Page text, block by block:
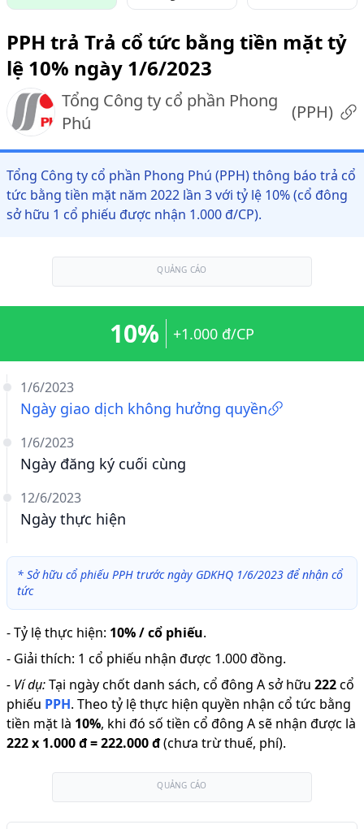
PPH trả Trả cổ tức bằng tiền mặt tỷ
lệ 10% ngày 1/6/2023
Tổng Công ty cổ phần Phong
Phú
(PPH)
Tổng Công ty cổ phần Phong Phú (PPH) thông báo trả cổ
tức bằng tiền mặt năm 2022 lần 3 với tỷ lệ 10% (cổ đông
sở hữu 1 cổ phiếu được nhận 1.000 đ/CP).
QUẢNG CÁO
1/6/2023
Ngày giao dịch không hưởng quyền
1/6/2023
Ngày đăng ký cuối cùng
12/6/2023
Ngày thực hiện
10% +1.000 đ/CP
* Sở hữu cổ phiếu PPH trước ngày GDKHQ 1/6/2023 để nhận cổ
tức
-Tỷ lệ thực hiện: 10% / cổ phiếu.
- Giải thích: 1 cổ phiếu nhận được 1.000 đồng.
- Ví dụ:Tại ngày chốt danh sách, cổ đông A sở hữu 222cổ
phiếu PPH. Theo tỷ lệ thực hiện quyền nhận cổ tức bằng
tiền mặt là 10%, khi đó số tiền cổ đông A sẽ nhận được là
222x 1.000 đ=222.000 đ(chưa trừ thuế, phí).
QUẢNG CÁO